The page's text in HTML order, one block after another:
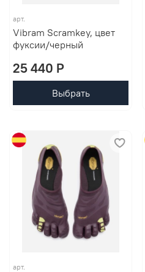
арт.
Vibram Scramkey, цвет
фуксии/черный
25 440 P
Выбрать
арт.